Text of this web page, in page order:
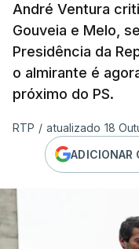
André Ventura
Gouveia e Melo,
Presidência da
o almirante é
próximo do PS.
RTP / atualizado 18
ADICIONAR